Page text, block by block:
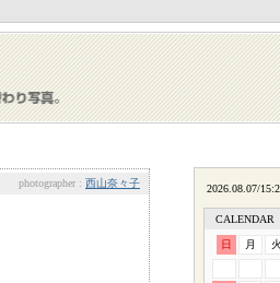
photographer : 西山奈々子
CALENDAR
日 月 火